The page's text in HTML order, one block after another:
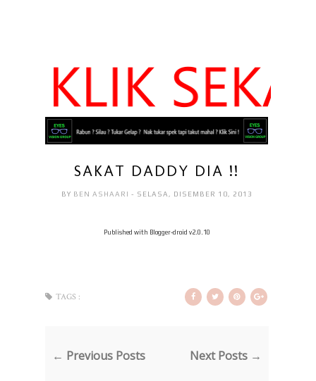
SAKAT DADDY DIA !!
BY BEN ASHAARI - SELASA, DISEMBER 10, 2013
Published with Blogger-droid v2.0.10
TAGS :
← Previous Posts Next Posts →